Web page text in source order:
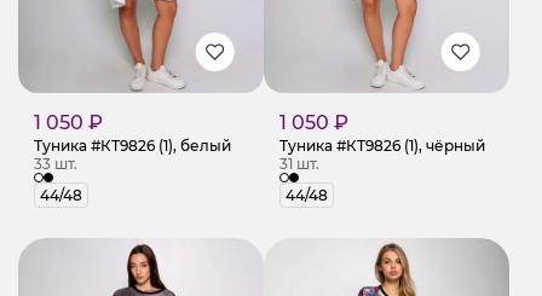
1 050 ₽
Туника #КТ9826 (1), белый
33 шт.
44/48
1 050 ₽
Туника #КТ9826 (1), чёрный
31 шт.
44/48